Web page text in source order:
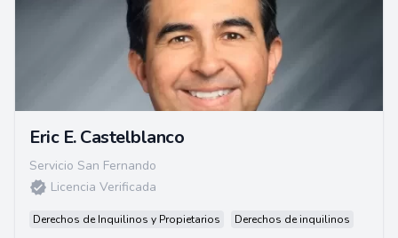
Eric E. Castelblanco
Servicio San Fernando
Licencia Verificada
Derechos de Inquilinos y Propietarios Derechos de inquilinos